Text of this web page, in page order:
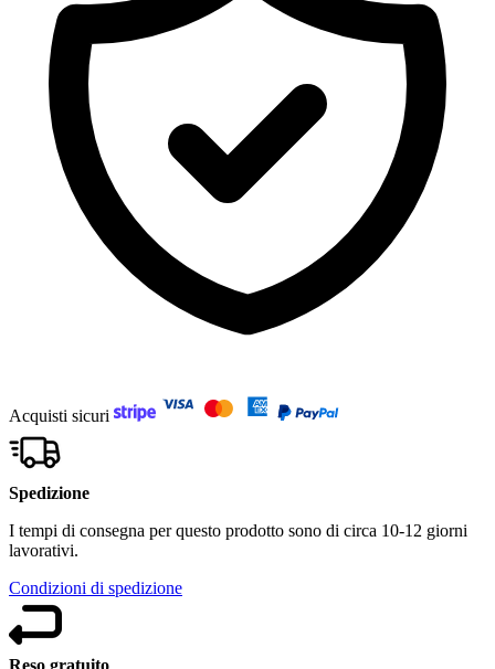
Acquisti sicuri
Spedizione
I tempi di consegna per questo prodotto sono di circa 10-12 giorni
lavorativi.
Condizioni di spedizione
Reso gratuito